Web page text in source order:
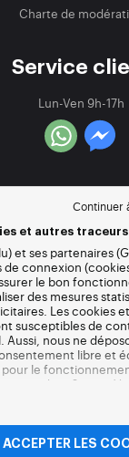
Charte de
Service
Lun-Ven 9h-17h
Continuer
et autres traceurs
et ses partenaires
de connexion
le bon
des mesures
Les cookies
susceptibles de
nous ne
libre et
le
pendant 6 mois.
moment en vous
ou autres
services
ACCEPTER LES